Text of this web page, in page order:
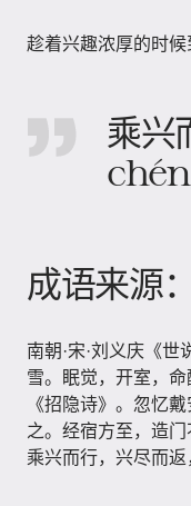
趁着兴趣浓厚的时候
乘兴
成语来源：
南朝·宋·刘义庆《世
雪。眠觉，开室，
《招隐诗》。忽忆
之。经宿方至，造
乘兴而行，兴尽而返